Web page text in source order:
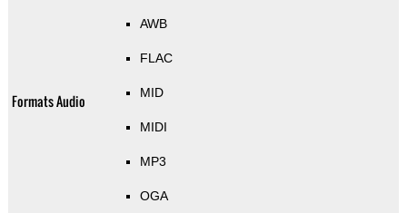
Formats Audio
AWB
FLAC
MID
MIDI
MP3
OGA